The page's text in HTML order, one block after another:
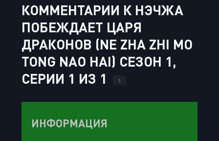
КОММЕНТАРИИ К НЭЧЖА
ПОБЕЖДАЕТ ЦАРЯ
ДРАКОНОВ (NE ZHA ZHI MO
TONG NAO HAI) СЕЗОН 1,
СЕРИИ 1 ИЗ 1
1
ИНФОРМАЦИЯ